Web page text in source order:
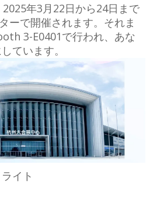
2025年3月22日から24日まで
ーで開催されます。それま
3-E0401で行われ、あな
ています。
イト